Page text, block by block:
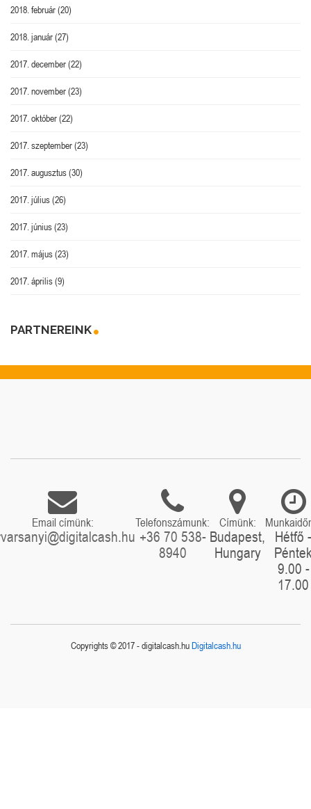
2018. február(20)
2018. január(27)
2017. december(22)
2017. november(23)
2017. október(22)
2017. szeptember(23)
2017. augusztus(30)
2017. július(26)
2017. június(23)
2017. május(23)
2017. április(9)
PARTNEREINK
Email címünk: Telefonszámunk:
+36 70 538-
8940
Címünk:
Budapest,
Hungary
Hétfő -
9.00 -
17.00
Copyrights © 2017 - digitalcash.huDigitalcash.hu